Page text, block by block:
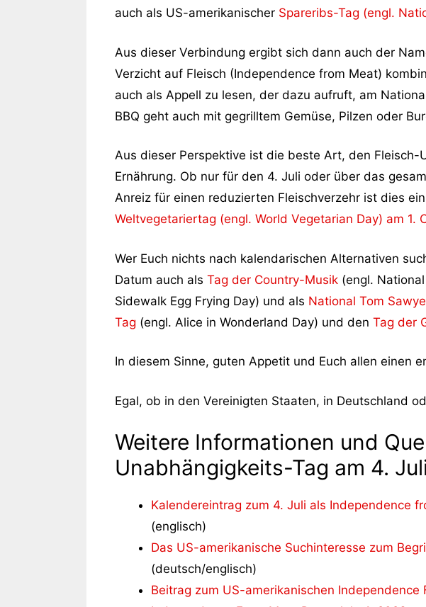
auch als US-amerikanischer Spareribs-Tag (engl.
Aus dieser Verbindung ergibt sich dann auch der
Verzicht auf Fleisch (Independence from Meat)
auch als Appell zu lesen, der dazu aufruft, am
BBQ geht auch mit gegrilltem Gemüse, Pilzen oder
Aus dieser Perspektive ist die beste Art, den
Ernährung. Ob nur für den 4. Juli oder über das
Anreiz für einen reduzierten Fleischverzehr ist dies
Weltvegetariertag (engl. World Vegetarian Day) am 1.
Wer Euch nichts nach kalendarischen Alternativen
Datum auch als Tag der Country-Musik (engl.
Sidewalk Egg Frying Day) und als National Tom
Tag (engl. Alice in Wonderland Day) und den Tag der
In diesem Sinne, guten Appetit und Euch allen einen
Egal, ob in den Vereinigten Staaten, in Deutschland
Weitere Informationen und
Unabhängigkeits-Tag am 4.
Kalendereintrag zum 4. Juli als Independence
(englisch)
Das US-amerikanische Suchinteresse zum
(deutsch/englisch)
Beitrag zum US-amerikanischen